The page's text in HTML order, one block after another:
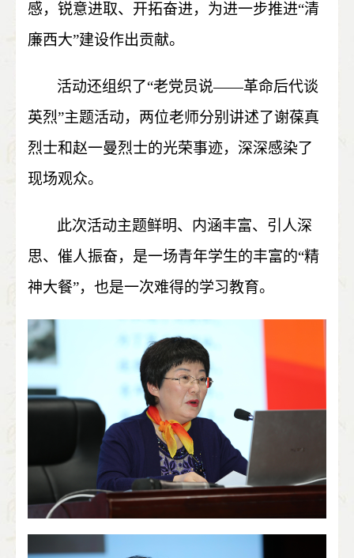
感，锐意进取、开拓奋进，为进一步推进“清
廉西大”建设作出贡献。
活动还组织了“老党员说——革命后代谈
英烈”主题活动，两位老师分别讲述了谢葆真
烈士和赵一曼烈士的光荣事迹，深深感染了
现场观众。
此次活动主题鲜明、内涵丰富、引人深
思、催人振奋，是一场青年学生的丰富的“精
神大餐”，也是一次难得的学习教育。